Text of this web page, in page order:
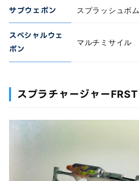
サブウェポン スプラッシュボム
スペシャルウェ
ポン
マルチミサイル
スプラチャージャーFRST